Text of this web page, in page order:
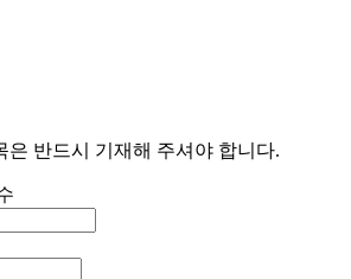
은 반드시 기재해 주셔야 합니다.